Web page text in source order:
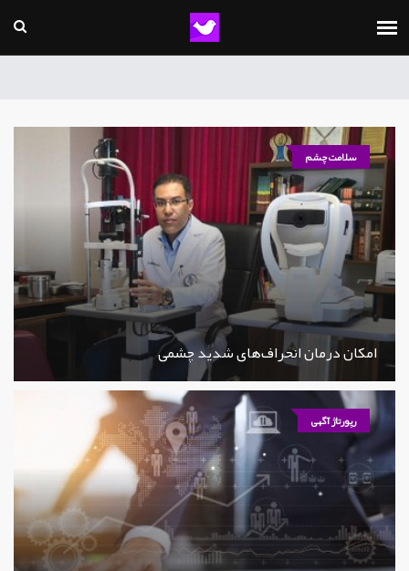
سلامت چشم
امکان درمان انحراف‌های شدید چشمی
رپورتاژ آگهی